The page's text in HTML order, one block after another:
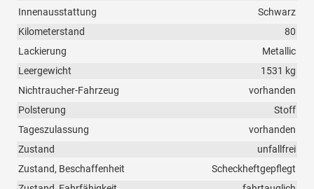
Innenausstattung
Schwarz
Kilometerstand
80
Lackierung
Metallic
Leergewicht
1531 kg
Nichtraucher-Fahrzeug
vorhanden
Polsterung
Stoff
Tageszulassung
vorhanden
Zustand
unfallfrei
Zustand, Beschaffenheit
Scheckheftgepflegt